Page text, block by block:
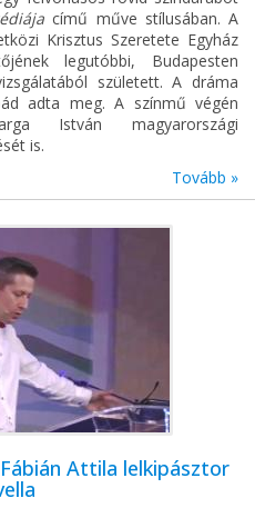
című műve stílusában. A
Krisztus Szeretete Egyház
legutóbbi, Budapesten
született. A dráma
adta meg. A színmű végén
István magyarországi
is.
Tovább »
Attila lelkipásztor